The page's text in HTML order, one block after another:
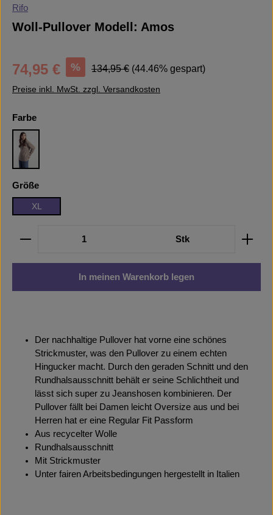
Rifo
Woll-Pullover Modell: Amos
Verkaufspreis:
74,95 € % Regulärer Preis:
134,95 € (44.46% gespart)
Preise inkl. MwSt. zzgl. Versandkosten
Farbeauswählen
Beige Sabbia
Größeauswählen
XL
Produkt Anzahl: Gib den gewünschten Wert ein
Stk
In meinen Warenkorb legen
Der nachhaltige Pullover hat vorne eine schönes
Strickmuster, was den Pullover zu einem echten
Hingucker macht. Durch den geraden Schnitt und den
Rundhalsausschnitt behält er seine Schlichtheit und
lässt sich super zu Jeanshosen kombinieren. Der
Pullover fällt bei Damen leicht Oversize aus und bei
Herren hat er eine Regular Fit Passform
Aus recycelter Wolle
Rundhalsausschnitt
Mit Strickmuster
Unter fairen Arbeitsbedingungen hergestellt in Italien